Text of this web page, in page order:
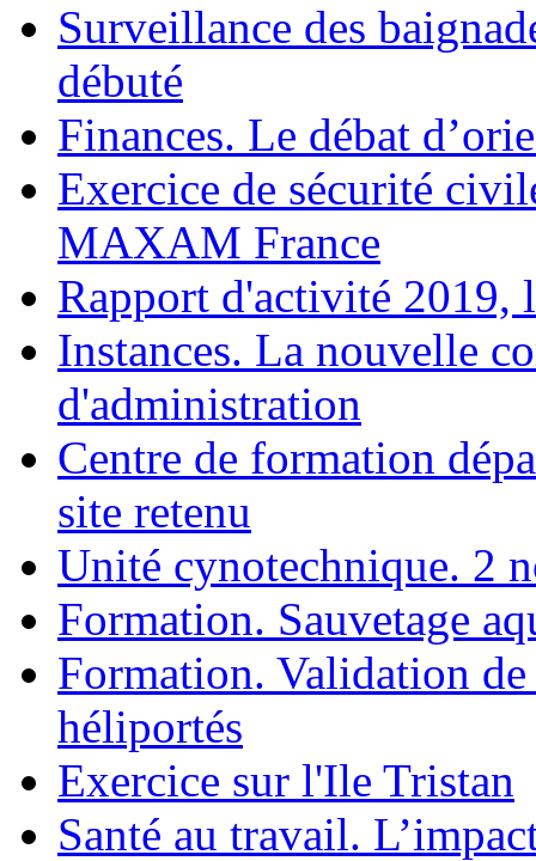
Surveillance des
débuté
Finances. Le débat
Exercice de sécurité
MAXAM France
Rapport d'activité 2019,
Instances. La nouvelle
d'administration
Centre de formation
site retenu
Unité cynotechnique. 2
Formation. Sauvetage
Formation. Validation de
héliportés
Exercice sur l'Ile Tristan
Santé au travail.